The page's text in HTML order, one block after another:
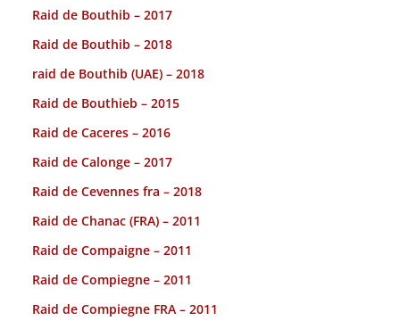
Raid de Bouthib – 2017
Raid de Bouthib – 2018
raid de Bouthib (UAE) – 2018
Raid de Bouthieb – 2015
Raid de Caceres – 2016
Raid de Calonge – 2017
Raid de Cevennes fra – 2018
Raid de Chanac (FRA) – 2011
Raid de Compaigne – 2011
Raid de Compiegne – 2011
Raid de Compiegne FRA – 2011